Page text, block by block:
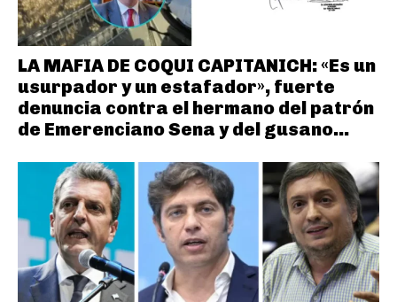
LA MAFIA DE COQUI CAPITANICH: «Es un
usurpador y un estafador», fuerte
denuncia contra el hermano del patrón
de Emerenciano Sena y del gusano...